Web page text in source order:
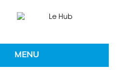
MENU